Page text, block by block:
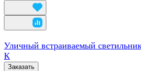
Уличный встраиваемый
К
Заказать